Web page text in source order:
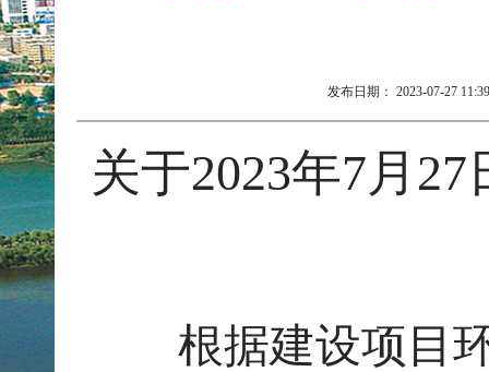
发布日期： 2023-07-27 11:39
关于2023年7月 27
根据建设项目